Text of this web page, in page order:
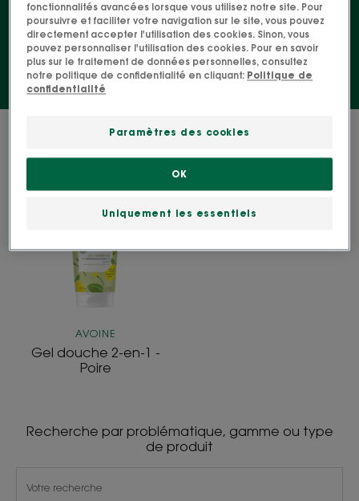
instants avec vos bambins.
1 résultat pour "Gel douche Enfant"
douche
2-
1
-
Poire
AVOINE
Gel douche 2-en-1 -
Poire
Recherche par problématique, gamme ou type
de produit
fonctionnalités avancées lorsque vous utilisez notre site. Pour
poursuivre et faciliter votre navigation sur le site, vous pouvez
directement accepter l'utilisation des cookies. Sinon, vous
pouvez personnaliser l'utilisation des cookies. Pour en savoir
plus sur le traitement de données personnelles, consultez
notre politique de confidentialité en cliquant: Politique de
confidentialité
Paramètres des cookies
Uniquement les essentiels
OK